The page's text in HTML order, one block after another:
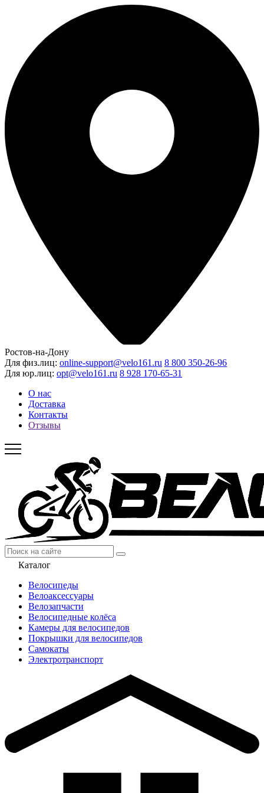
Ростов-на-Дону
Для физ.лиц: online-support@velo161.ru 8 800 350-26-96
Для юр.лиц: opt@velo161.ru 8 928 170-65-31
О нас
Доставка
Контакты
Отзывы
Каталог
Велосипеды
Велоаксессуары
Велозапчасти
Велосипедные колёса
Камеры для велосипедов
Покрышки для велосипедов
Самокаты
Электротранспорт